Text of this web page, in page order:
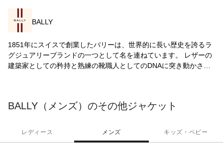
BALLY
1851年にスイスで創業したバリーは、世界的に長い歴史を誇るラ
グジュアリーブランドの一つとして名を連ねています。 レザーの
建築家としての矜持と熟練の靴職人としてのDNAに突き動かさ
BALLY（メンズ）のその他ジャケット
レディース メンズ キッズ・ベビー